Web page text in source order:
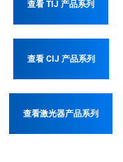
查看 TIJ 产品系列
查看 CIJ 产品系列
查看激光器产品系列